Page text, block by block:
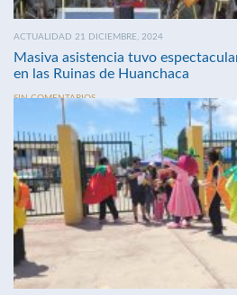
ACTUALIDAD 21 DICIEMBRE, 2024
Masiva asistencia tuvo
en las Ruinas de Huanchaca
SIN COMENTARIOS